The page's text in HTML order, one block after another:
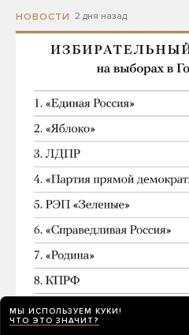
НОВОСТИ 2 дня назад
МЫ ИСПОЛЬЗУЕМ КУКИ!
ЧТО ЭТО ЗНАЧИТ?